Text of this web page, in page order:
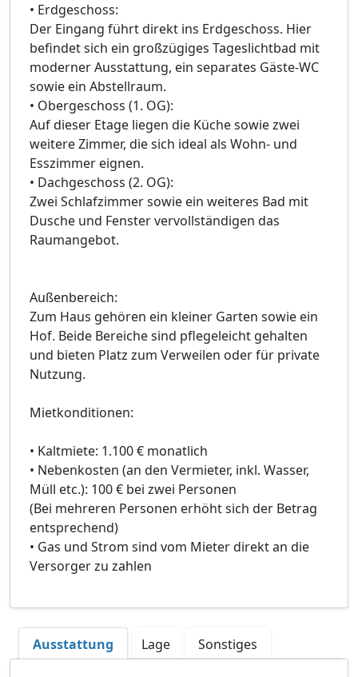
• Erdgeschoss:
Der Eingang führt direkt ins Erdgeschoss. Hier
befindet sich ein großzügiges Tageslichtbad mit
moderner Ausstattung, ein separates Gäste-WC
sowie ein Abstellraum.
• Obergeschoss (1. OG):
Auf dieser Etage liegen die Küche sowie zwei
weitere Zimmer, die sich ideal als Wohn- und
Esszimmer eignen.
• Dachgeschoss (2. OG):
Zwei Schlafzimmer sowie ein weiteres Bad mit
Dusche und Fenster vervollständigen das
Raumangebot.
Außenbereich:
Zum Haus gehören ein kleiner Garten sowie ein
Hof. Beide Bereiche sind pflegeleicht gehalten
und bieten Platz zum Verweilen oder für private
Nutzung.
Mietkonditionen:
• Kaltmiete: 1.100 € monatlich
• Nebenkosten (an den Vermieter, inkl. Wasser,
Müll etc.): 100 € bei zwei Personen
(Bei mehreren Personen erhöht sich der Betrag
entsprechend)
• Gas und Strom sind vom Mieter direkt an die
Versorger zu zahlen
Ausstattung Lage Sonstiges